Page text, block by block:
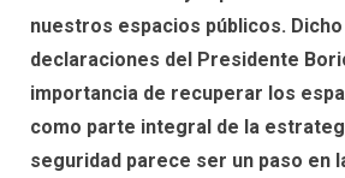
nuestros espacios públicos.
declaraciones del Presidente
importancia de recuperar los
como parte integral de la
seguridad parece ser un paso en